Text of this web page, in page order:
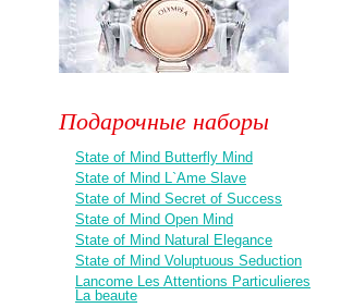
Подарочные наборы
State of Mind Butterfly Mind
State of Mind L`Ame Slave
State of Mind Secret of Success
State of Mind Open Mind
State of Mind Natural Elegance
State of Mind Voluptuous Seduction
Lancome Les Attentions Particulieres
La beaute